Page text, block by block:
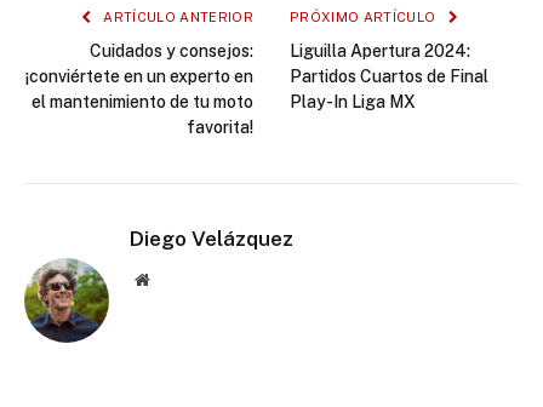
ARTÍCULO ANTERIOR
Cuidados y consejos:
¡conviértete en un experto en
el mantenimiento de tu moto
favorita!
PRÓXIMO ARTÍCULO
Liguilla Apertura 2024:
Partidos Cuartos de Final
Play-In Liga MX
Diego Velázquez
Website